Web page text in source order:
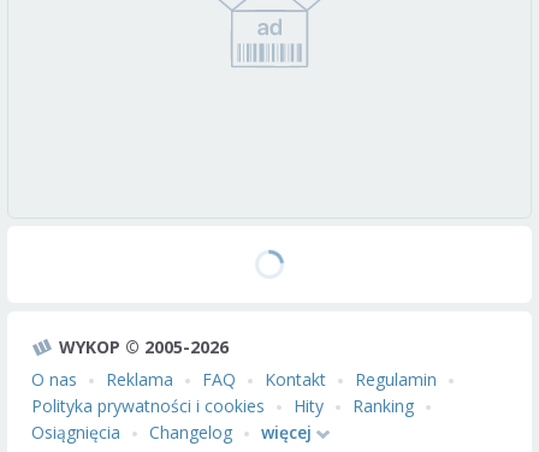
WYKOP © 2005-2026
O nas
Reklama FAQ Kontakt
Regulamin
Polityka prywatności i cookies
Hity
Ranking
Osiągnięcia
Changelog
więcej